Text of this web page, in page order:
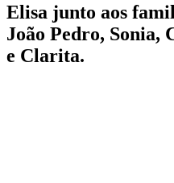
Elisa junto aos
João Pedro, Sonia,
e Clarita.